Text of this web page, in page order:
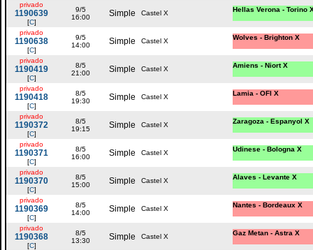
privado
1190639
[C]
9/5
16:00
Simple Castel X Hellas Verona - Torino
privado
1190638
[C]
9/5
14:00
Simple Castel X Wolves - Brighton X
privado
1190419
[C]
8/5
21:00
Simple Castel X Amiens - Niort X
privado
1190418
[C]
8/5
19:30
Simple Castel X Lamia - OFI X
privado
1190372
[C]
8/5
19:15
Simple Castel X Zaragoza - Espanyol X
privado
1190371
[C]
8/5
16:00
Simple Castel X Udinese - Bologna X
privado
1190370
[C]
8/5
15:00
Simple Castel X Alaves - Levante X
privado
1190369
[C]
8/5
14:00
Simple Castel X Nantes - Bordeaux X
privado
1190368
[C]
8/5
13:30
Simple Castel X Gaz Metan - Astra X